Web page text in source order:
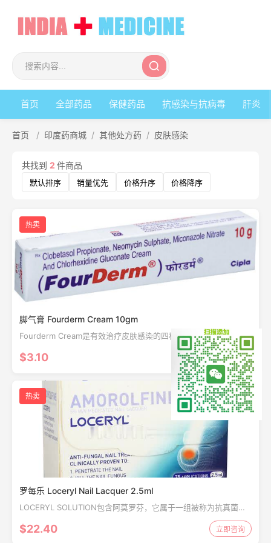
首页 全部药品 保健药品 抗感染与抗病毒 肝炎
首页 / 印度药商城 / 其他处方药 / 皮肤感染
共找到 2 件商品
默认排序 销量优先 价格升序 价格降序
热卖
脚气膏 Fourderm Cream 10gm
Fourderm Cream是有效治疗皮肤感染的四种药物的组合。它对感
染具有抗菌作用。它抑制细菌的生长，并减少由于感染引起的发
红，肿胀和发痒。
$3.10 立即咨询
热卖
罗每乐 Loceryl Nail Lacquer 2.5ml
LOCERYL SOLUTION包含阿莫罗芬，它属于一组被称为抗真菌药
$22.40 立即咨询